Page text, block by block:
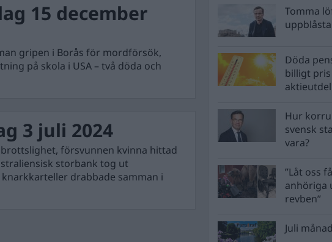
15 december
gripen i Borås för mordförsök,
på skola i USA – två döda och
3 juli 2024
försvunnen kvinna hittad
storbank tog ut
drabbade samman i
Tomma
Döda
billigt
Hur
svensk
vara?
”Låt oss
anhöriga
revben”
Juli